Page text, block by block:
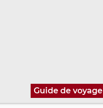
Guide de voyage